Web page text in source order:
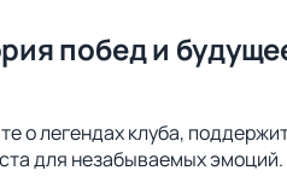
побед и
о легендах клуба,
для незабываемых эмоций.